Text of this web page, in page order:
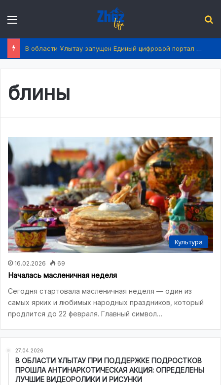
В области Ұлытау запущен Единый цифровой портал услуг
блины
Культура
16.02.2026 69
Началась масленичная неделя
Сегодня стартовала масленичная неделя — один из
самых ярких и любимых народных праздников, который
продлится до 22 февраля. Главный символ…
27.04.2026
В ОБЛАСТИ ҰЛЫТАУ ПРИ ПОДДЕРЖКЕ ПОДРОСТКОВ
ПРОШЛА АНТИНАРКОТИЧЕСКАЯ АКЦИЯ: ОПРЕДЕЛЕНЫ
ЛУЧШИЕ ВИДЕОРОЛИКИ И РИСУНКИ